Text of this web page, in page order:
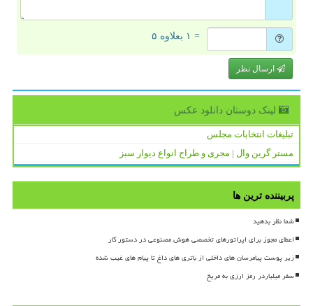
= ۱ بعلاوه ۵
ارسال نظر
لینک دوستان دانلود عكس
تبلیغات انتخابات مجلس
مستر گرین وال | مجری و طراح انواع دیوار سبز
پربیننده ترین ها
شما نظر بدهید
اعطای مجوز برای اپراتورهای تخصصی هوش مصنوعی در دستور کار
زیر پوست پیامرسان های داخلی از باتری های داغ تا پیام های غیب شده
سفر میلیاردر رمز ارزی به مریخ